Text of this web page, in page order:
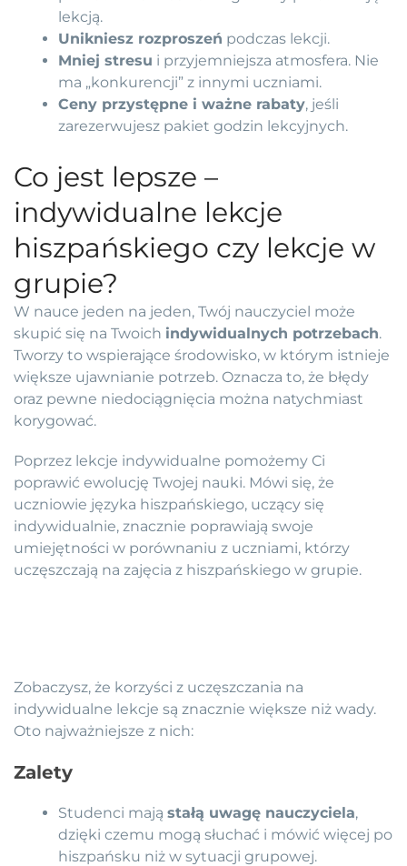
lekcją.
Unikniesz rozproszeń podczas lekcji.
Mniej stresu i przyjemniejsza atmosfera. Nie
ma „konkurencji” z innymi uczniami.
Ceny przystępne i ważne rabaty, jeśli
zarezerwujesz pakiet godzin lekcyjnych.
Co jest lepsze –
indywidualne lekcje
hiszpańskiego czy lekcje w
grupie?
W nauce jeden na jeden, Twój nauczyciel może
skupić się na Twoich indywidualnych potrzebach.
Tworzy to wspierające środowisko, w którym istnieje
większe ujawnianie potrzeb. Oznacza to, że błędy
oraz pewne niedociągnięcia można natychmiast
korygować.
Poprzez lekcje indywidualne pomożemy Ci
poprawić ewolucję Twojej nauki. Mówi się, że
uczniowie języka hiszpańskiego, uczący się
indywidualnie, znacznie poprawiają swoje
umiejętności w porównaniu z uczniami, którzy
uczęszczają na zajęcia z hiszpańskiego w grupie.
Zobaczysz, że korzyści z uczęszczania na
indywidualne lekcje są znacznie większe niż wady.
Oto najważniejsze z nich:
Zalety
Studenci mająstałą uwagę nauczyciela,
dzięki czemu mogą słuchać i mówić więcej po
hiszpańsku niż w sytuacji grupowej.